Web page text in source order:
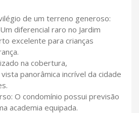
de um terreno generoso:
diferencial raro no Jardim
excelente para crianças
na cobertura,
panorâmica incrível da cidade
O condomínio possui previsão
academia equipada.